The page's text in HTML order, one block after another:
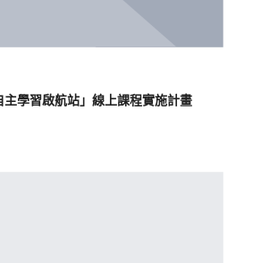
學習啟航站」線上課程實施計畫